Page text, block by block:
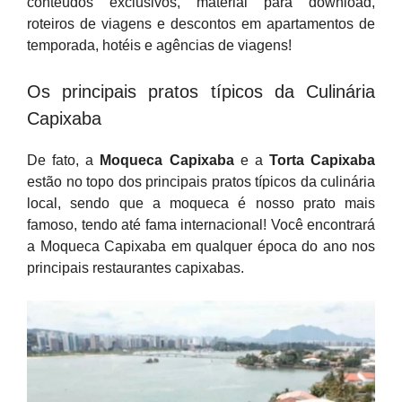
roteiros de viagens e descontos em apartamentos de
temporada, hotéis e agências de viagens!
Os principais pratos típicos da Culinária
Capixaba
De fato, a Moqueca Capixabae a Torta Capixaba
estão no topo dos principais pratos típicos da culinária
local, sendo que a moqueca é nosso prato mais
famoso, tendo até fama internacional! Você encontrará
a Moqueca Capixaba em qualquer época do ano nos
principais restaurantes capixabas.